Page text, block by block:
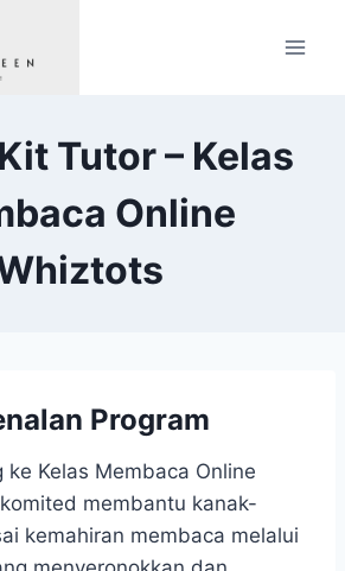
Tutor – Kelas
Online
Program
Kelas Membaca Online
membantu kanak-
kemahiran membaca melalui